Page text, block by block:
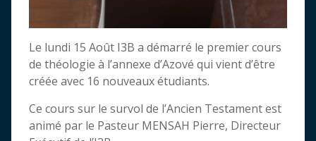
Le lundi 15 Août I3B a démarré le premier cours
de théologie à l’annexe d’Azové qui vient d’être
créée avec 16 nouveaux étudiants.
Ce cours sur le survol de l’Ancien Testament est
animé par le Pasteur MENSAH Pierre, Directeur